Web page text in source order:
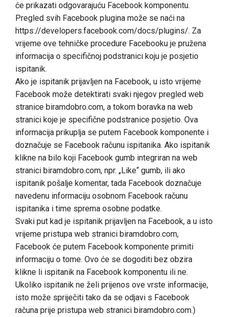
će prikazati odgovarajuću Facebook komponentu.
Pregled svih Facebook plugina može se naći na
https://developers.facebook.com/docs/plugins/. Za
vrijeme ove tehničke procedure Facebooku je pružena
informacija o specifičnoj podstranici koju je posjetio
ispitanik.
Ako je ispitanik prijavljen na Facebook, u isto vrijeme
Facebook može detektirati svaki njegov pregled web
stranice biramdobro.com, a tokom boravka na web
stranici koje je specifične podstranice posjetio. Ova
informacija prikuplja se putem Facebook komponente i
doznačuje se Facebook računu ispitanika. Ako ispitanik
klikne na bilo koji Facebook gumb integriran na web
stranici biramdobro.com, npr. „Like“ gumb, ili ako
ispitanik pošalje komentar, tada Facebook doznačuje
navedenu informaciju osobnom Facebook računu
ispitanika i time sprema osobne podatke.
Svaki put kad je ispitanik prijavljen na Facebook, a u isto
vrijeme pristupa web stranici biramdobro.com,
Facebook će putem Facebook komponente primiti
informaciju o tome. Ovo će se dogoditi bez obzira
klikne li ispitanik na Facebook komponentu ili ne.
Ukoliko ispitanik ne želi prijenos ove vrste informacije,
isto može spriječiti tako da se odjavi s Facebook
računa prije pristupa web stranici biramdobro.com.)